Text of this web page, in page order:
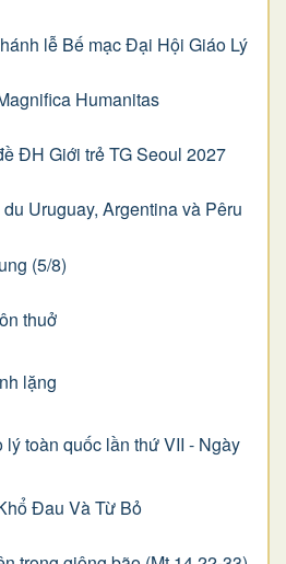
lễ Bế mạc Đại Hội Giáo Lý
Humanitas
ĐH Giới trẻ TG Seoul 2027
Uruguay, Argentina và Pêru
(5/8)
thuở
lặng
toàn quốc lần thứ VII - Ngày
Ðau Và Từ Bỏ